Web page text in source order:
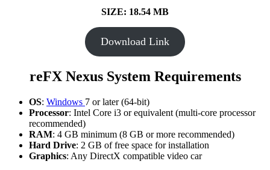
SIZE: 18.54 MB
Download Link
reFX Nexus System Requirements
OS: Windows 7 or later (64-bit)
Processor: Intel Core i3 or equivalent (multi-core processor
recommended)
RAM: 4 GB minimum (8 GB or more recommended)
Hard Drive: 2 GB of free space for installation
Graphics: Any DirectX compatible video car